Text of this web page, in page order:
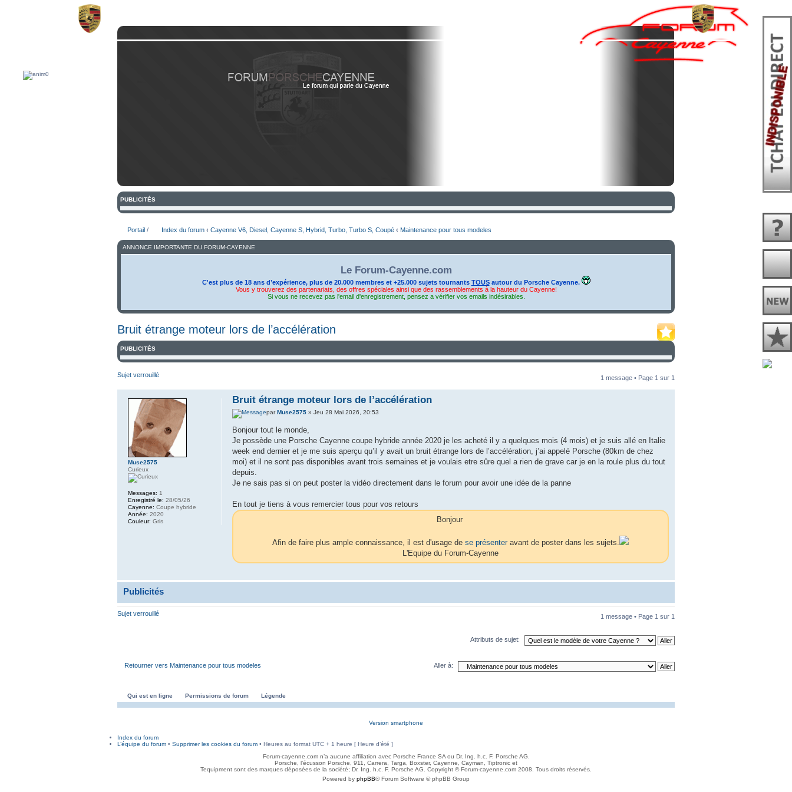
PUBLICITÉS
Portail / Index du forum ‹ Cayenne V6, Diesel, Cayenne S, Hybrid, Turbo, Turbo S, Coupé ‹ Maintenance pour tous modeles
ANNONCE IMPORTANTE DU FORUM-CAYENNE
Le Forum-Cayenne.com
C'est plus de 18 ans d’expérience, plus de 20.000 membres et +25.000 sujets tournants TOUSautour du Porsche Cayenne.
Vous y trouverez des partenariats, des offres spéciales ainsi que des rassemblements à la hauteur du Cayenne!
Si vous ne recevez pas l'email d'enregistrement, pensez a vérifier vos emails indésirables.
Bruit étrange moteur lors de l’accélération
PUBLICITÉS
Sujet verrouillé 1 message • Page 1 sur 1
Bruit étrange moteur lors de l’accélération
parMuse2575 » Jeu 28 Mai 2026, 20:53
Bonjour tout le monde,
Je possède une Porsche Cayenne coupe hybride année 2020 je les acheté il y a quelques mois (4 mois) et je suis allé en Italie
week end dernier et je me suis aperçu qu’il y avait un bruit étrange lors de l’accélération, j’ai appelé Porsche (80km de chez
moi) et il ne sont pas disponibles avant trois semaines et je voulais etre sûre quel a rien de grave car je en la roule plus du tout
depuis.
Je ne sais pas si on peut poster la vidéo directement dans le forum pour avoir une idée de la panne
En tout je tiens à vous remercier tous pour vos retours
Bonjour
Afin de faire plus ample connaissance, il est d'usage dese présenteravant de poster dans les sujets.
L'Equipe du Forum-Cayenne
Muse2575
Curieux
Messages: 1
Enregistré le: 28/05/26
Cayenne: Coupe hybride
Année: 2020
Couleur: Gris
Publicités
Sujet verrouillé 1 message • Page 1 sur 1
Attributs de sujet:
Retourner vers Maintenance pour tous modeles Aller à:
Qui est en ligne Permissions de forum Légende
Version smartphone
Index du forum
L’équipe du forum • Supprimer les cookies du forum • Heures au format UTC + 1 heure [ Heure d’été ]
Forum-cayenne.com n’a aucune affiliation avec Porsche France SA ou Dr. Ing. h.c. F. Porsche AG.
Porsche, l’écusson Porsche, 911, Carrera, Targa, Boxster, Cayenne, Cayman, Tiptronic et
Tequipment sont des marques déposées de la société; Dr. Ing. h.c. F. Porsche AG. Copyright © Forum-cayenne.com 2008. Tous droits réservés.
Powered by phpBB® Forum Software © phpBB Group